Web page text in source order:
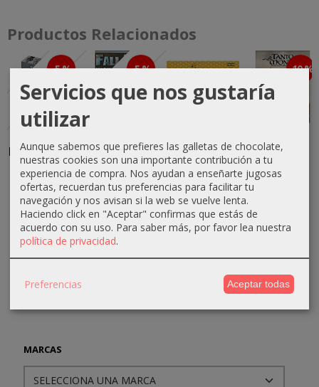
MARCAS
Productos Relacionados
Agotado-5 %
Leader - 2nd
Edition
94,99 €
99,99 €
Agotado-5 %
Army Group
South, June
to...
139,65 €
147,00 €
mapa para
la Saga
Normanda
7,50 €
-10 %
Monta El
Auge de
Isabel y...
90,00 €
Servicios que nos gustaría
utilizar
Aunque sabemos que prefieres las galletas de chocolate,
nuestras cookies son una importante contribución a tu
experiencia de compra. Nos ayudan a enseñarte jugosas
ofertas, recuerdan tus preferencias para facilitar tu
navegación y nos avisan si la web se vuelve lenta.
Haciendo click en "Aceptar" confirmas que estás de
acuerdo con su uso. Para saber más, por favor lea nuestra
política de privacidad.
Preferencias Aceptar todas